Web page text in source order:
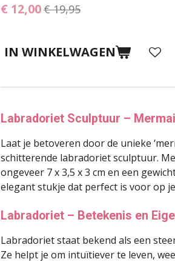
€ 12,00€ 19,95
IN WINKELWAGEN
Labradoriet Sculptuur –
Laat je betoveren door de unieke
schitterende labradoriet sculptuur.
ongeveer 7 x 3,5 x 3 cm en een
elegant stukje dat perfect is voor op
Labradoriet – Betekenis en
Labradoriet staat bekend als een
Ze helpt je om intuïtiever te leven,